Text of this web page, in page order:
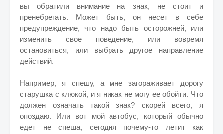
вы обратили внимание на знак, не стоит и
пренебрегать. Может быть, он несет в себе
предупреждение, что надо быть осторожней, или
изменить свое поведение, или вовремя
остановиться, или выбрать другое направление
действий.
Например, я спешу, а мне загораживает дорогу
старушка с клюкой, и я никак не могу ее обойти. Что
должен означать такой знак? скорей всего, я
опоздаю. Или вот мой автобус, который обычно
едет не спеша, сегодня почему-то летит как